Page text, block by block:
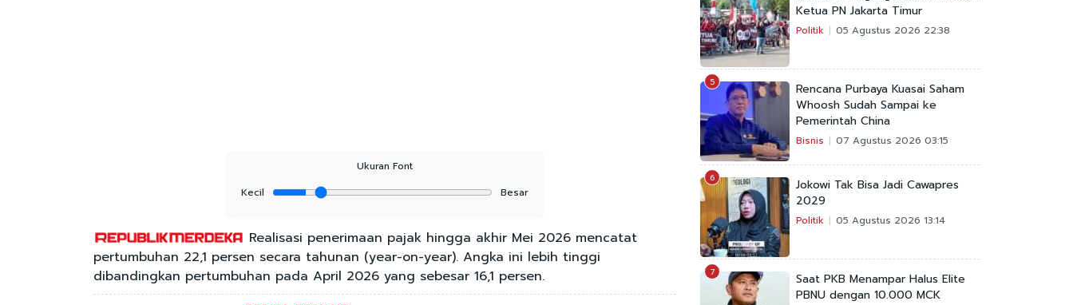
Ukuran Font
Kecil
Besar
Realisasi penerimaan pajak hingga akhir Mei 2026 mencatat
pertumbuhan 22,1 persen secara tahunan (year-on-year). Angka ini lebih tinggi
dibandingkan pertumbuhan pada April 2026 yang sebesar 16,1 persen.
Ketua PN Jakarta Timur
Politik 05 Agustus 2026 22:38
5
Rencana Purbaya Kuasai Saham
Whoosh Sudah Sampai ke
Pemerintah China
Bisnis 07 Agustus 2026 03:15
6
Jokowi Tak Bisa Jadi Cawapres
2029
Politik 05 Agustus 2026 13:14
7
Saat PKB Menampar Halus Elite
PBNU dengan 10.000 MCK